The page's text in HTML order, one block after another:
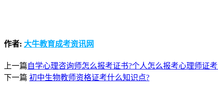
作者: 大牛教育成考资讯网
上一篇自学心理咨询师怎么报考证书?个人怎么报考心理师证
下一篇 初中生物教师资格证考什么知识点?